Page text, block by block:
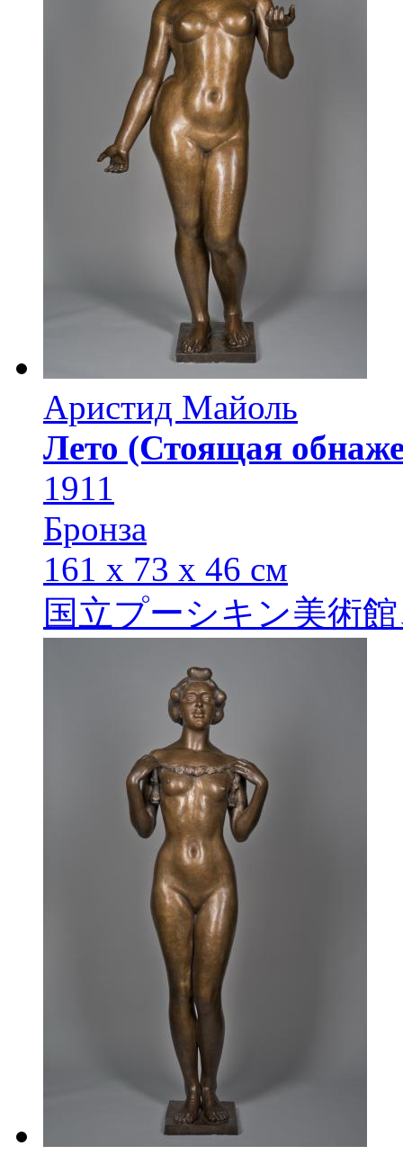
Аристид Майоль
Лето (Стоящая
1911
Бронза
161 х 73 х 46 см
国立プーシキン美術